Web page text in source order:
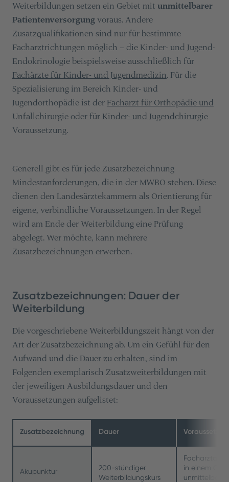
Weiterbildungen setzen ein Gebiet mit unmittelbarer
Patientenversorgung voraus. Andere
Zusatzqualifikationen sind nur für bestimmte
Facharztrichtungen möglich – die Kinder- und Jugend-
Endokrinologie beispielsweise ausschließlich für
Fachärzte für Kinder- und Jugendmedizin. Für die
Spezialisierung im Bereich Kinder- und
Jugendorthopädie ist der Facharzt für Orthopädie und
Unfallchirurgieoder für Kinder- und Jugendchirurgie
Voraussetzung.
Generell gibt es für jede Zusatzbezeichnung
Mindestanforderungen, die in der MWBO stehen. Diese
dienen den Landesärztekammern als Orientierung für
eigene, verbindliche Voraussetzungen. In der Regel
wird am Ende der Weiterbildung eine Prüfung
abgelegt. Wer möchte, kann mehrere
Zusatzbezeichnungen erwerben.
Zusatzbezeichnungen: Dauer der
Weiterbildung
Die vorgeschriebene Weiterbildungszeit hängt von der
Art der Zusatzbezeichnung ab. Um ein Gefühl für den
Aufwand und die Dauer zu erhalten, sind im
Folgenden exemplarisch Zusatzweiterbildungen mit
der jeweiligen Ausbildungsdauer und den
Voraussetzungen aufgelistet:
Zusatzbezeichnung Dauer
Akupunktur
200-stündiger
Weiterbildungskurs
in einem
unmittelbarer